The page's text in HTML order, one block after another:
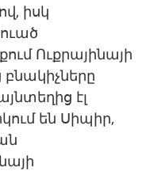
իսկ
Ուքրայինայի
էլ
են Սիպիր,